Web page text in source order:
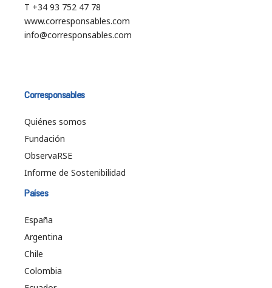
T +34 93 752 47 78
www.corresponsables.com
info@corresponsables.com
Corresponsables
Quiénes somos
Fundación
ObservaRSE
Informe de Sostenibilidad
Países
España
Argentina
Chile
Colombia